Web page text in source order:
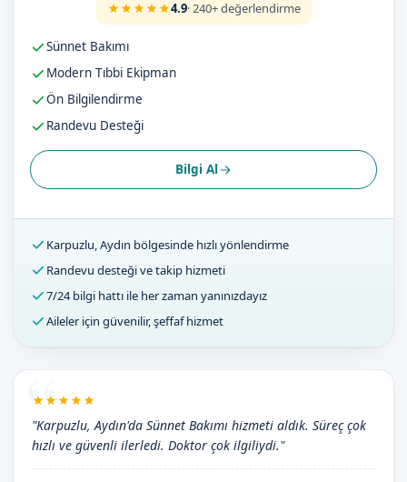
4.9· 240+ değerlendirme
Sünnet Bakımı
Modern Tıbbi Ekipman
Ön Bilgilendirme
Randevu Desteği
Bilgi Al
Karpuzlu, Aydın bölgesinde hızlı yönlendirme
Randevu desteği ve takip hizmeti
7/24 bilgi hattı ile her zaman yanınızdayız
Aileler için güvenilir, şeffaf hizmet
"Karpuzlu, Aydın'da Sünnet Bakımı hizmeti aldık. Süreç çok
hızlı ve güvenli ilerledi. Doktor çok ilgiliydi."